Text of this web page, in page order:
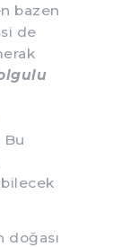
bazen
de
Bu
doğası